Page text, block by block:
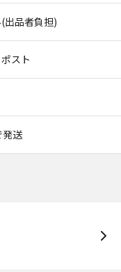
出品者負担)
スト
発送